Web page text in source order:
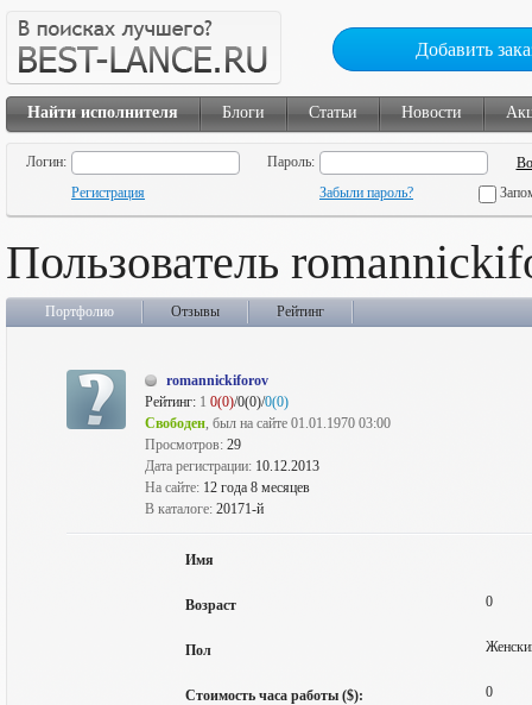
Добавить
Найти исполнителя Блоги Статьи Новости
Логин:
Пароль:
Регистрация
Забыли пароль?
Пользователь
Портфолио Отзывы Рейтинг
romannickiforov
Рейтинг: 1 0(0)/0(0)/0(0)
Свободен, был на сайте 01.01.1970 03:00
Просмотров: 29
Дата регистрации: 10.12.2013
На сайте: 12 года 8 месяцев
В каталоге: 20171-й
Имя
Возраст 0
Пол
Стоимость часа работы ($): 0